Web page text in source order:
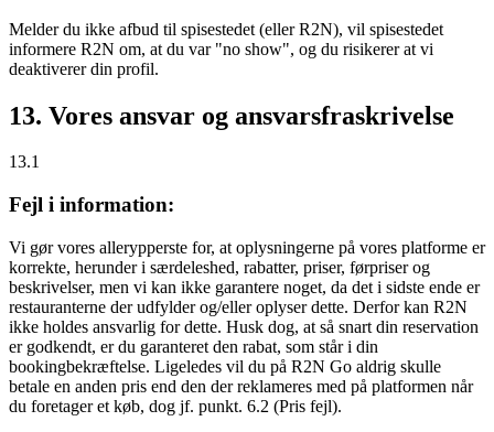
Melder du ikke afbud til spisestedet (eller R2N), vil spisestedet
informere R2N om, at du var "no show", og du risikerer at vi
deaktiverer din profil.
13. Vores ansvar og ansvarsfraskrivelse
13.1
Fejl i information:
Vi gør vores allerypperste for, at oplysningerne på vores platforme er
korrekte, herunder i særdeleshed, rabatter, priser, førpriser og
beskrivelser, men vi kan ikke garantere noget, da det i sidste ende er
restauranterne der udfylder og/eller oplyser dette. Derfor kan R2N
ikke holdes ansvarlig for dette. Husk dog, at så snart din reservation
er godkendt, er du garanteret den rabat, som står i din
bookingbekræftelse. Ligeledes vil du på R2N Go aldrig skulle
betale en anden pris end den der reklameres med på platformen når
du foretager et køb, dog jf. punkt. 6.2 (Pris fejl).